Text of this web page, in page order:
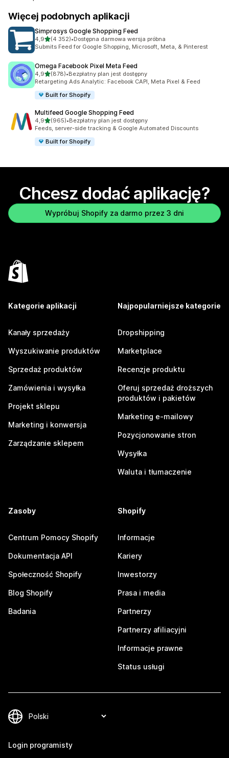
Więcej podobnych aplikacji
Simprosys Google Shopping Feed
4,9na 5 gwiazdek
(4 352)
Łączna liczba recenzji: 4352
•Dostępna darmowa wersja próbna
Submits Feed for Google Shopping, Microsoft, Meta, & Pinterest
Omega Facebook Pixel Meta Feed
4,9na 5 gwiazdek
(878)
Łączna liczba recenzji: 878
•Bezpłatny plan jest dostępny
Retargeting Ads Analytic: Facebook CAPI, Meta Pixel & Feed
Built for Shopify
Multifeed Google Shopping Feed
4,9na 5 gwiazdek
(965)
Łączna liczba recenzji: 965
•Bezpłatny plan jest dostępny
Feeds, server-side tracking & Google Automated Discounts
Built for Shopify
Chcesz dodać aplikację?
Wypróbuj Shopify za darmo przez 3 dni
Kategorie aplikacji
Kanały sprzedaży
Wyszukiwanie produktów
Sprzedaż produktów
Zamówienia i wysyłka
Projekt sklepu
Marketing i konwersja
Zarządzanie sklepem
Najpopularniejsze kategorie
Dropshipping
Marketplace
Recenzje produktu
Oferuj sprzedaż droższych
produktów i pakietów
Marketing e-mailowy
Pozycjonowanie stron
Wysyłka
Waluta i tłumaczenie
Zasoby
Centrum Pomocy Shopify
Dokumentacja API
Społeczność Shopify
Blog Shopify
Badania
Shopify
Informacje
Kariery
Inwestorzy
Prasa i media
Partnerzy
Partnerzy afiliacyjni
Informacje prawne
Status usługi
Login programisty